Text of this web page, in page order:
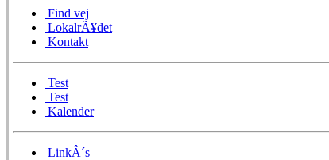
Find vej
LokalrÃ¥det
Kontakt
Test
Test
Kalender
LinkÂ´s